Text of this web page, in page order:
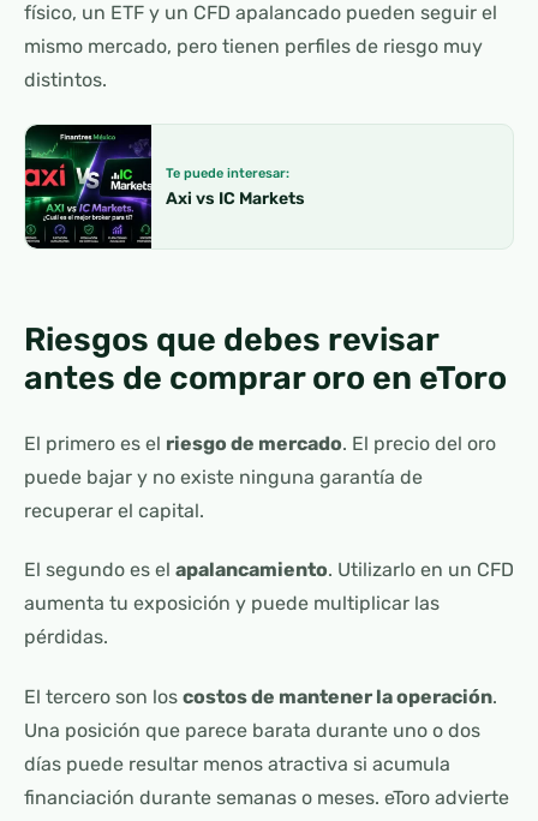
físico, un ETF y un CFD apalancado pueden seguir el
mismo mercado, pero tienen perfiles de riesgo muy
distintos.
Te puede interesar:
Axi vs IC Markets
Riesgos que debes revisar
antes de comprar oro en eToro
El primero es el riesgo de mercado. El precio del oro
puede bajar y no existe ninguna garantía de
recuperar el capital.
El segundo es el apalancamiento. Utilizarlo en un CFD
aumenta tu exposición y puede multiplicar las
pérdidas.
El tercero son los costos de mantener la operación.
Una posición que parece barata durante uno o dos
días puede resultar menos atractiva si acumula
financiación durante semanas o meses. eToro advierte